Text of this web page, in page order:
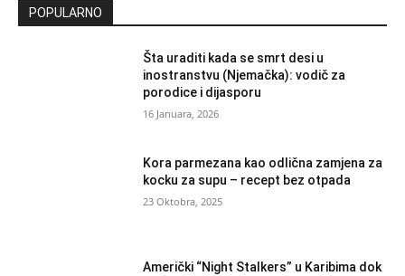
POPULARNO
Šta uraditi kada se smrt desi u
inostranstvu (Njemačka): vodič za
porodice i dijasporu
16 Januara, 2026
Kora parmezana kao odlična zamjena za
kocku za supu – recept bez otpada
23 Oktobra, 2025
Američki “Night Stalkers” u Karibima dok